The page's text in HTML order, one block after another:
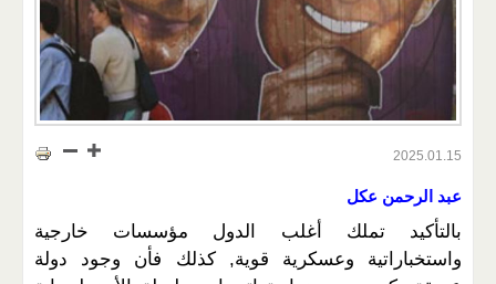
2025.01.15
عبد الرحمن عكل
بالتأكيد تملك أغلب الدول مؤسسات خارجية
واستخباراتية وعسكرية قوية, كذلك فأن وجود دولة